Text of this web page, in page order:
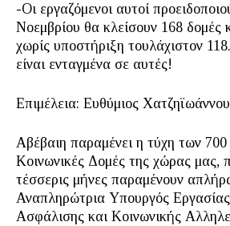
-Οι εργαζόμενοι αυτοί
Νοεμβρίου θα κλείσουν 168 δομές
χωρίς υποστήριξη τουλάχιστον
είναι ενταγμένα σε αυτές!
Επιμέλεια: Ευθύμιος Χατζηϊωάννου
Αβέβαιη παραμένει η τύχη των 700
Κοινωνικές Δομές της χώρας μας,
τέσσερις μήνες παραμένουν
Αναπληρώτρια Υπουργός
Ασφάλισης και Κοινωνικής